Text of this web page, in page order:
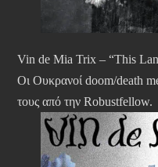
Vin de Mia Trix – “This
Οι Ουκρανοί doom/death
τους από την Robustfellow.